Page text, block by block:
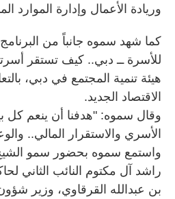
وريادة الأعمال وإدارة الموارد
كما شهد سموه جانباً من البرنامج
للأسرة ــ دبي.. كيف تستقر
هيئة تنمية المجتمع في دبي،
الاقتصاد الجديد.
وقال سموه: "هدفنا أن ينعم كل
الأسري والاستقرار المالي..
واستمع سموه بحضور سمو
راشد آل مكتوم النائب الثاني
بن عبدالله القرقاوي، وزير